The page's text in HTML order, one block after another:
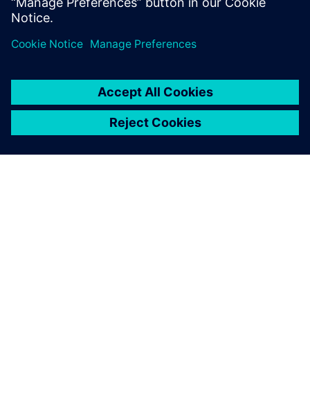
Ako ikada imate pitanje o proizvodu, Centar za podršku i
Zajednica Designcentra
da pomognete.
Kupi sada